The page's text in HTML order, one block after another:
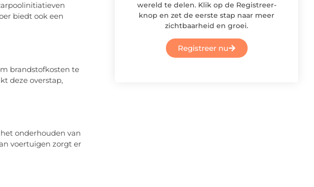
biedt ook een
brandstofkosten te
deze overstap,
onderhouden van
voertuigen zorgt er
wereld te delen. Klik op de Registreer-
knop en zet de eerste stap naar meer
zichtbaarheid en groei.
Registreer nu